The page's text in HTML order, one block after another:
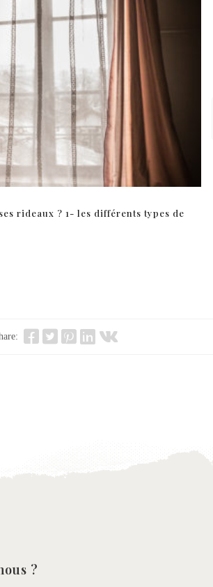
rideaux ? 1- les différents types de
?